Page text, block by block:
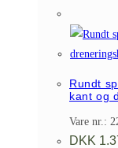
Rundt
kant og
Vare nr.:
DKK